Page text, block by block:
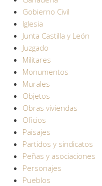
Gobierno Civil
Iglesia
Junta Castilla y León
Juzgado
Militares
Monumentos
Murales
Objetos
Obras viviendas
Oficios
Paisajes
Partidos y sindicatos
Peñas y asociaciones
Personajes
Pueblos